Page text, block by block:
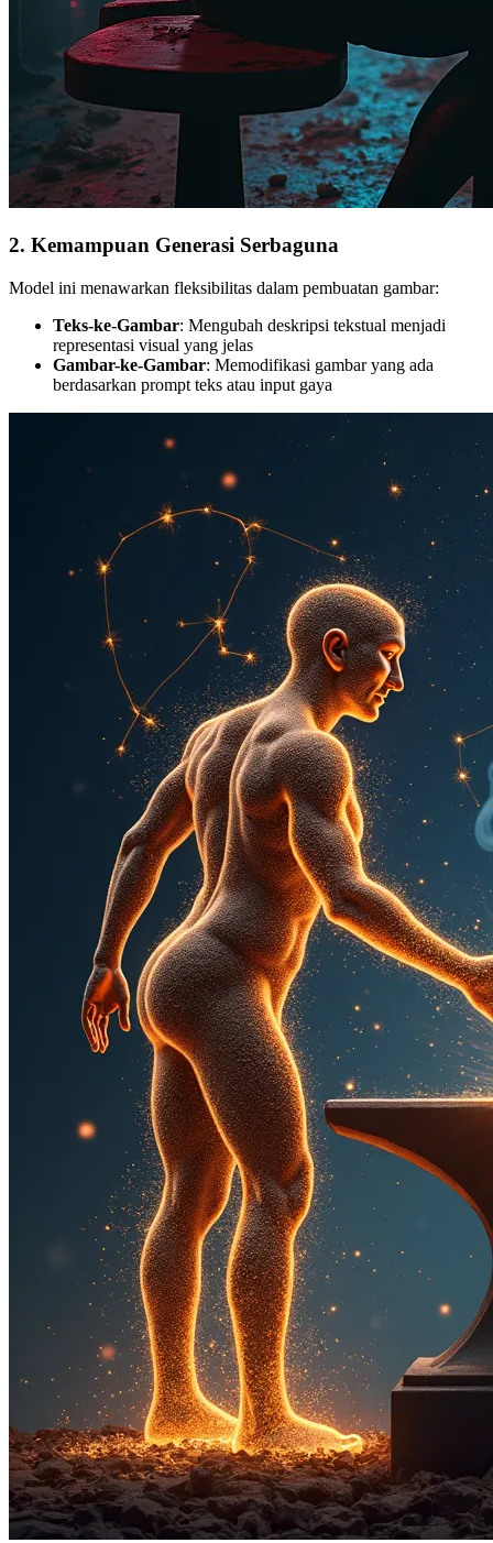
2. Kemampuan Generasi Serbaguna
Model ini menawarkan fleksibilitas dalam pembuatan gambar:
Teks-ke-Gambar: Mengubah deskripsi tekstual menjadi
representasi visual yang jelas
Gambar-ke-Gambar: Memodifikasi gambar yang ada
berdasarkan prompt teks atau input gaya